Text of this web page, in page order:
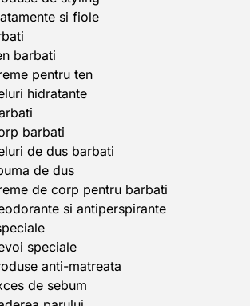
si fiole
barbati
pentru ten
hidratante
barbati
de dus barbati
de dus
de corp pentru barbati
si antiperspirante
speciale
anti-matreata
de sebum